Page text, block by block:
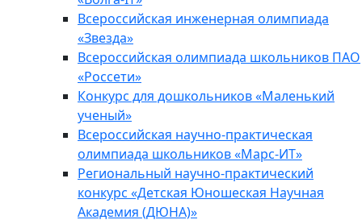
Всероссийская инженерная олимпиада
«Звезда»
Всероссийская олимпиада школьников ПАО
«Россети»
Конкурс для дошкольников «Маленький
ученый»
Всероссийская научно-практическая
олимпиада школьников «Марс-ИТ»
Региональный научно-практический
конкурс «Детская Юношеская Научная
Академия (ДЮНА)»